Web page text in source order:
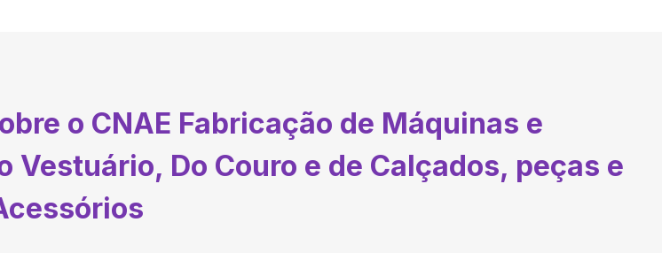
o CNAE Fabricação de Máquinas e
Do Couro e de Calçados, peças e